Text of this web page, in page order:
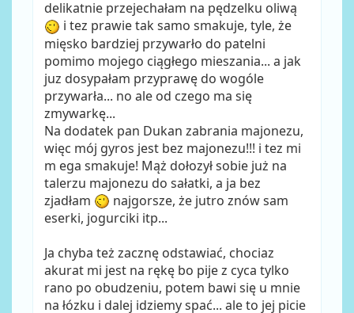
delikatnie przejechałam na pędzelku oliwą
i tez prawie tak samo smakuje, tyle, że
mięsko bardziej przywarło do patelni
pomimo mojego ciągłego mieszania... a jak
juz dosypałam przyprawę do wogóle
przywarła... no ale od czego ma się
zmywarkę...
Na dodatek pan Dukan zabrania majonezu,
więc mój gyros jest bez majonezu!!! i tez mi
m ega smakuje! Mąż dołozył sobie już na
talerzu majonezu do sałatki, a ja bez
zjadłam
najgorsze, że jutro znów sam
eserki, jogurciki itp...
Ja chyba też zacznę odstawiać, chociaz
akurat mi jest na rękę bo pije z cyca tylko
rano po obudzeniu, potem bawi się u mnie
na łózku i dalej idziemy spać... ale to jej picie